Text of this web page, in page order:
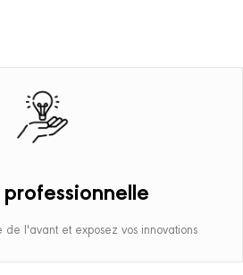
de l'avant et exposez vos innovations